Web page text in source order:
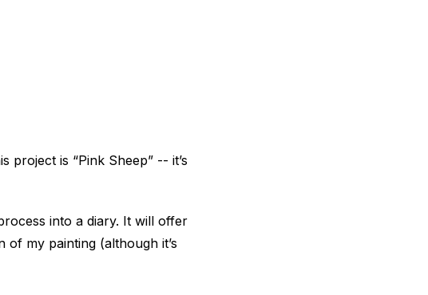
project is “Pink Sheep” -- it’s
into a diary. It will offer
my painting (although it’s